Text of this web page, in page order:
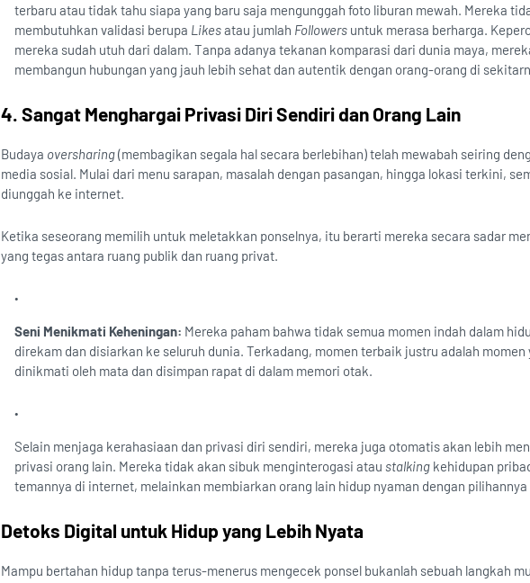
terbaru atau tidak tahu siapa yang baru saja mengunggah foto liburan mewah. Mereka
membutuhkan validasi berupa Likesatau jumlah Followers untuk merasa berharga.
mereka sudah utuh dari dalam. Tanpa adanya tekanan komparasi dari dunia maya,
membangun hubungan yang jauh lebih sehat dan autentik dengan orang-orang di
4. Sangat Menghargai Privasi Diri Sendiri dan Orang Lain
Budaya oversharing(membagikan segala hal secara berlebihan) telah mewabah seiring
media sosial. Mulai dari menu sarapan, masalah dengan pasangan, hingga lokasi terkini,
diunggah ke internet.
Ketika seseorang memilih untuk meletakkan ponselnya, itu berarti mereka secara sadar
yang tegas antara ruang publik dan ruang privat.
Seni Menikmati Keheningan: Mereka paham bahwa tidak semua momen indah dalam
direkam dan disiarkan ke seluruh dunia. Terkadang, momen terbaik justru adalah momen
dinikmati oleh mata dan disimpan rapat di dalam memori otak.
Selain menjaga kerahasiaan dan privasi diri sendiri, mereka juga otomatis akan lebih
privasi orang lain. Mereka tidak akan sibuk menginterogasi atau stalking kehidupan
temannya di internet, melainkan membiarkan orang lain hidup nyaman dengan
Detoks Digital untuk Hidup yang Lebih Nyata
Mampu bertahan hidup tanpa terus-menerus mengecek ponsel bukanlah sebuah langkah